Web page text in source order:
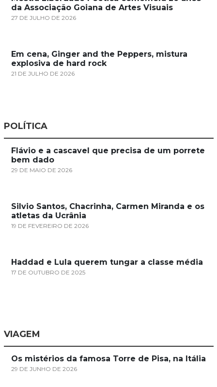
da Associação Goiana de Artes Visuais
27 DE JULHO DE 2026
Em cena, Ginger and the Peppers, mistura
explosiva de hard rock
21 DE JULHO DE 2026
POLÍTICA
Flávio e a cascavel que precisa de um porrete
bem dado
29 DE MAIO DE 2026
Silvio Santos, Chacrinha, Carmen Miranda e os
atletas da Ucrânia
19 DE FEVEREIRO DE 2026
Haddad e Lula querem tungar a classe média
17 DE OUTUBRO DE 2025
VIAGEM
Os mistérios da famosa Torre de Pisa, na Itália
29 DE JUNHO DE 2026